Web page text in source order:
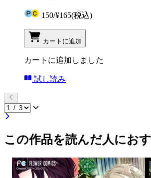
150/¥165(税込)
カートに追加
カートに追加しました
試し読み
この作品を読んだ人にお